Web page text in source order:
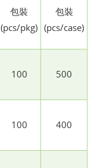
包裝
(pcs/pkg)
包裝
(pcs/case)
100 500
100 400